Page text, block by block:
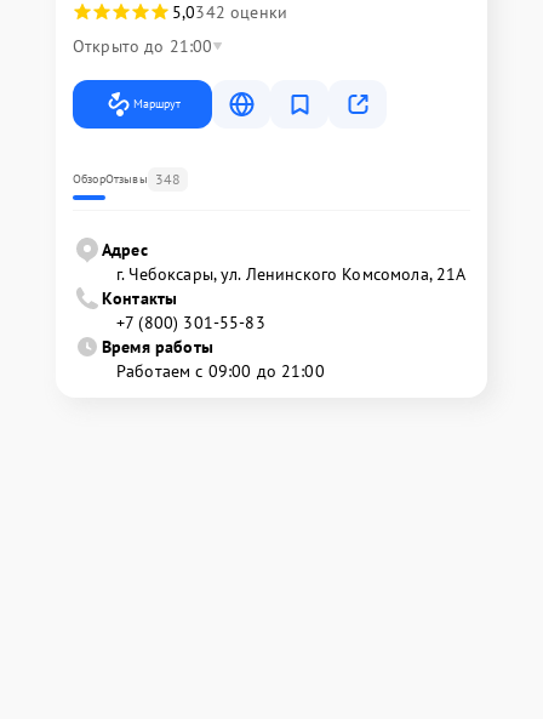
5,0342 оценки
Открыто до 21:00
Маршрут
ОбзорОтзывы 348
Адрес
г. Чебоксары, ул. Ленинского Комсомола, 21А
Контакты
+7 (800) 301-55-83
Время работы
Работаем с 09:00 до 21:00